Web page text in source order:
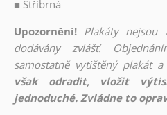
■ Stříbrná
Upozornění! Plakáty nejsou
dodávány zvlášť.
samostatně vytištěný plakát
však odradit, vložit
jednoduché. Zvládne to